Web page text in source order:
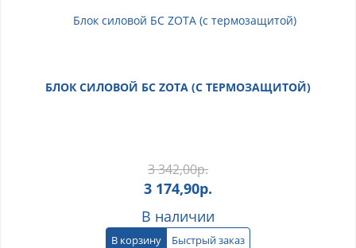
БЛОК СИЛОВОЙ БС ZOTA (С ТЕРМОЗАЩИТОЙ)
3 342,00р.
3 174,90р.
В наличии
В корзину Быстрый заказ